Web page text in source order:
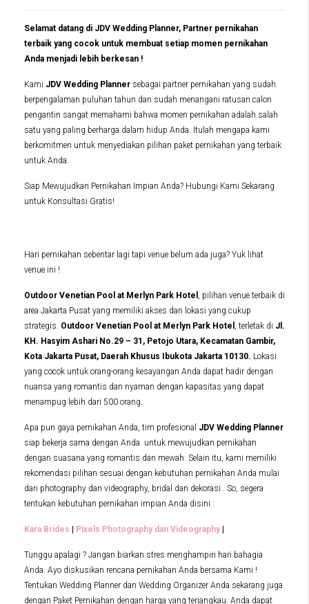
Selamat datang di JDV Wedding Planner, Partner pernikahan
terbaik yang cocok untuk membuat setiap momen pernikahan
Anda menjadi lebih berkesan !
Kami JDV Wedding Planner sebagai partner pernikahan yang sudah
berpengalaman puluhan tahun dan sudah menangani ratusan calon
pengantin sangat memahami bahwa momen pernikahan adalah salah
satu yang paling berharga dalam hidup Anda. Itulah mengapa kami
berkomitmen untuk menyediakan pilihan paket pernikahan yang terbaik
untuk Anda.
Siap Mewujudkan Pernikahan Impian Anda? Hubungi Kami Sekarang
untuk Konsultasi Gratis!
Hari pernikahan sebentar lagi tapi venue belum ada juga? Yuk lihat
venue ini !
Outdoor Venetian Pool at Merlyn Park Hotel , pilihan venue terbaik di
area Jakarta Pusat yang memiliki akses dan lokasi yang cukup
strategis. Outdoor Venetian Pool at Merlyn Park Hotel , terletak di Jl.
KH. Hasyim Ashari No.29 – 31, Petojo Utara, Kecamatan Gambir,
Kota Jakarta Pusat, Daerah Khusus Ibukota Jakarta 10130. Lokasi
yang cocok untuk orang-orang kesayangan Anda dapat hadir dengan
nuansa yang romantis dan nyaman dengan kapasitas yang dapat
menampug lebih dari 500 orang.
Apa pun gaya pernikahan Anda, tim profesional JDV Wedding Planner
siap bekerja sama dengan Anda untuk mewujudkan pernikahan
dengan suasana yang romantis dan mewah. Selain itu, kami memiliki
rekomendasi pilihan sesuai dengan kebutuhan pernikahan Anda mulai
dari photography dan videography, bridal dan dekorasi . So, segera
tentukan kebutuhan pernikahan impian Anda disini :
Kara Brides Pixels Photography dan Videography
Tunggu apalagi ? Jangan biarkan stres menghampiri hari bahagia
Anda. Ayo diskusikan rencana pernikahan Anda bersama Kami !
Tentukan Wedding Planner dan Wedding Organizer Anda sekarang juga
dengan Paket Pernikahan dengan harga yang terjangkau. Anda dapat